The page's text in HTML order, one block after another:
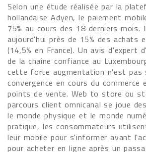
Selon une étude réalisée par la
hollandaise Adyen, le paiement
75% au cours des 18 derniers mois.
aujourd'hui près de 15% des achats
(14,5% en France). Un avis d'expert
de la chaîne confiance au
cette forte augmentation n'est pas
convergence en cours du commerce
points de vente. Web to store ou
parcours client omnicanal se joue
le monde physique et le monde
pratique, les consommateurs
leur mobile pour s'informer avant
pour acheter en ligne après un